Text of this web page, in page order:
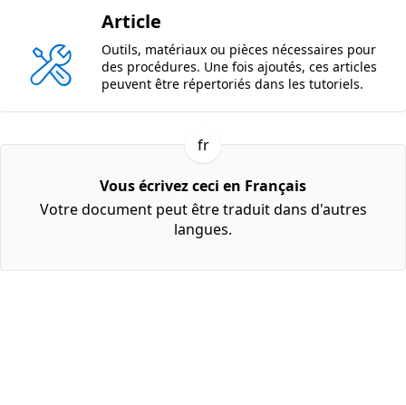
Article
Outils, matériaux ou pièces nécessaires pour
des procédures. Une fois ajoutés, ces articles
peuvent être répertoriés dans les tutoriels.
fr
Vous écrivez ceci en Français
Votre document peut être traduit dans d'autres
langues.